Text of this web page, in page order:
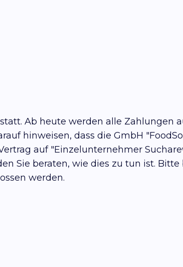
Ab heute werden alle Zahlungen
hinweisen, dass die GmbH
auf "Einzelunternehmer
Sie beraten, wie dies zu tun ist. Bitte
werden.